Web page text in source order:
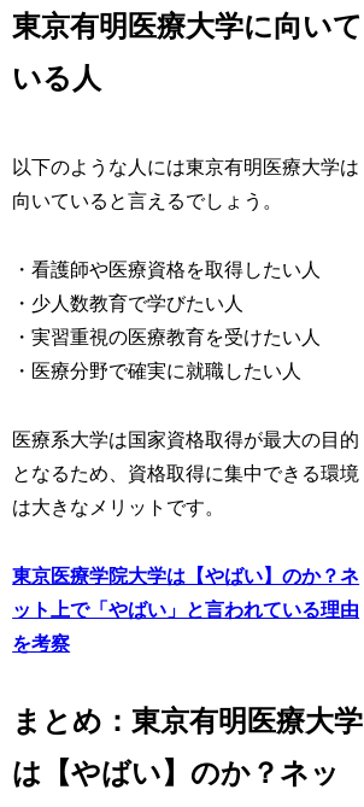
東京有明医療大学に向いて
いる人
以下のような人には東京有明医療大学は
向いていると言えるでしょう。
・看護師や医療資格を取得したい人
・少人数教育で学びたい人
・実習重視の医療教育を受けたい人
・医療分野で確実に就職したい人
医療系大学は国家資格取得が最大の目的
となるため、資格取得に集中できる環境
は大きなメリットです。
東京医療学院大学は【やばい】のか？ネ
ット上で「やばい」と言われている理由
を考察
まとめ：東京有明医療大学
は【やばい】のか？ネッ